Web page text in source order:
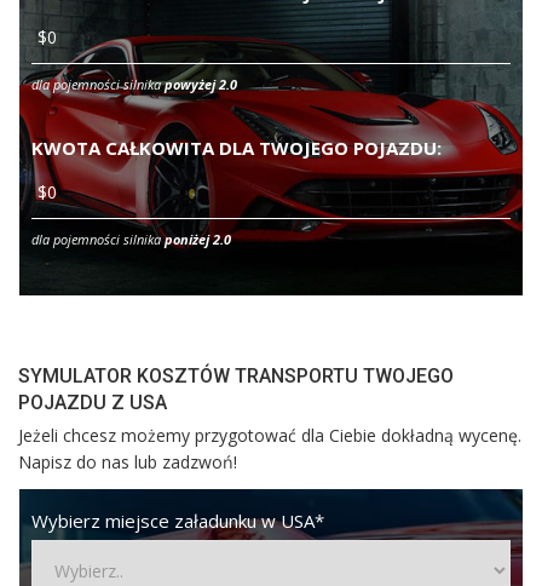
dla pojemności silnikapowyżej 2.0
KWOTA CAŁKOWITA DLA TWOJEGO POJAZDU:
dla pojemności silnikaponiżej 2.0
SYMULATOR KOSZTÓW TRANSPORTU TWOJEGO
POJAZDU Z USA
Jeżeli chcesz możemy przygotować dla Ciebie dokładną wycenę.
Napisz do nas lub zadzwoń!
Wybierz miejsce załadunku w USA*